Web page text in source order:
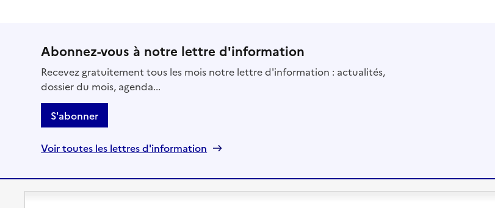
Abonnez-vous à notre lettre d'information
Recevez gratuitement tous les mois notre lettre d'information : actualités,
dossier du mois, agenda...
S'abonner
Voir toutes les lettres d'information